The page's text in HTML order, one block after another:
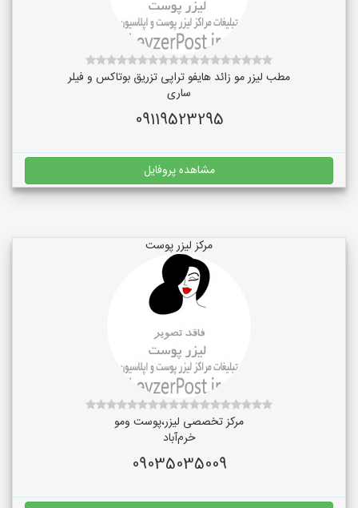
مطب لیزر مو زائد هایفو تراپی تزریق بوتاکس و فیلر
ساری
09119523295
مشاهده پروفایل
مرکز لیزر پوست
مرکز تخصصی لیزر،پوست و‌مو
خرم‌آباد
09035035009